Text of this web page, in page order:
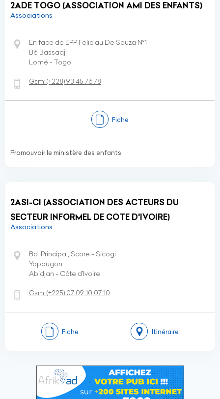
2ADE TOGO (ASSOCIATION AMI DES ENFANTS)
Associations
En face de EPP Feliciau De Souza N°1
Bè Bassadji
Lomé - Togo
Gsm:(+228)93 45 76 78
Fiche
Promouvoir le ministère des enfants
2ASI-CI (ASSOCIATION DES ACTEURS DU
SECTEUR INFORMEL DE COTE D'IVOIRE)
Associations
Bd. Principal, Score - Sicogi
Yopougon
Abidjan - Côte d’Ivoire
Gsm:(+225) 07 09 10 07 10
Fiche Itinéraire